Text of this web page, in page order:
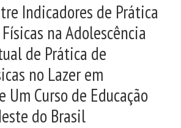
Indicadores de Prática
na Adolescência
de Prática de
no Lazer em
Um Curso de Educação
do Brasil